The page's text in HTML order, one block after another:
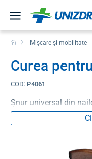
Mișcare și mobilitate
Curea
COD: P4061
Șnur universal din